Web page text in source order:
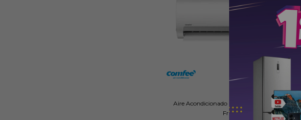
Aire Acondicionado Split Comfee 24000 BTU
Frio/Calor